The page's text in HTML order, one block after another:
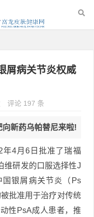
屑病关节炎权威
评论 197 条
新药乌帕替尼来啦!
年4月6日批准了瑞福
维研发的口服选择性J
银屑病关节炎（Ps
批准用于治疗对传统
性PsA成人患者，推